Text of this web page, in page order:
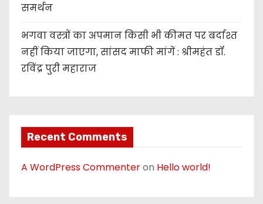
समर्थन
भगवा वस्त्रों का अपमान किसी भी कीमत पर बर्दाश्त
नहीं किया जाएगा, सांसद माफी मांगें : श्रीमहंत डॉ.
रविंद्र पुरी महाराज
Recent Comments
A WordPress Commenteron Hello world!